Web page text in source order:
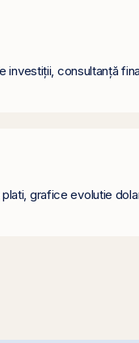
consultanță
grafice evolutie